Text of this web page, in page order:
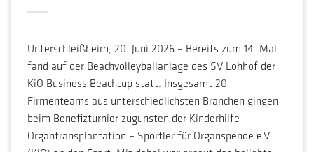
Unterschleißheim, 20. Juni 2026 – Bereits zum 14. Mal
fand auf der Beachvolleyballanlage des SV Lohhof der
KiO Business Beachcup statt. Insgesamt 20
Firmenteams aus unterschiedlichsten Branchen gingen
beim Benefizturnier zugunsten der Kinderhilfe
Organtransplantation – Sportler für Organspende e.V.